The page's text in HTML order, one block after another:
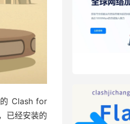
Clash for
已经安装的